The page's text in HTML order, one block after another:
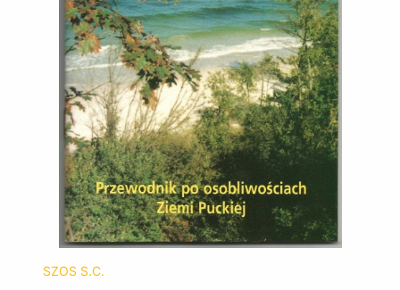
SZOS S.C.